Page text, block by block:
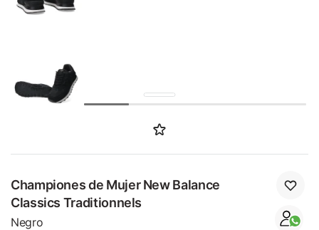
Championes de Mujer New Balance
Classics Traditionnels
Negro